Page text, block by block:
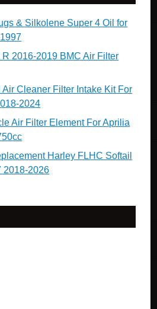
& Silkolene Super 4 Oil for
2016-2019 BMC Air Filter
Cleaner Filter Intake Kit For
2024
Air Filter Element For Aprilia
Harley FLHC Softail
2018-2026